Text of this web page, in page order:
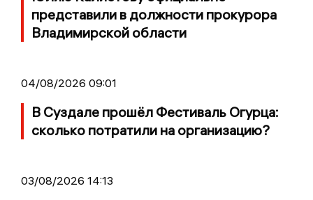
представили в должности прокурора
Владимирской области
04/08/2026 09:01
В Суздале прошёл Фестиваль Огурца:
сколько потратили на организацию?
03/08/2026 14:13